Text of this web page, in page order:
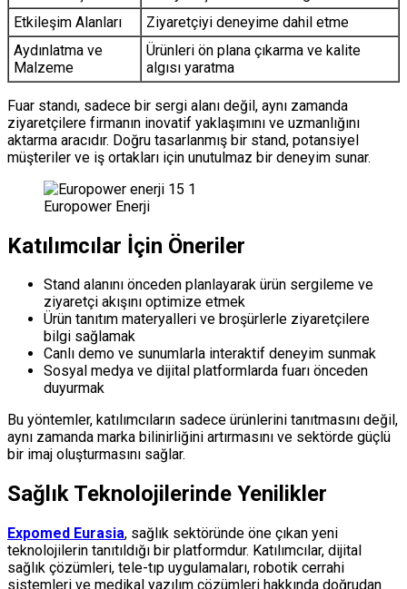
Etkileşim Alanları
Ziyaretçiyi deneyime dahil etme
Aydınlatma ve
Malzeme
Ürünleri ön plana çıkarma ve kalite
algısı yaratma
Fuar standı, sadece bir sergi alanı değil, aynı zamanda
ziyaretçilere firmanın inovatif yaklaşımını ve uzmanlığını
aktarma aracıdır. Doğru tasarlanmış bir stand, potansiyel
müşteriler ve iş ortakları için unutulmaz bir deneyim sunar.
Europower Enerji
Katılımcılar İçin Öneriler
Stand alanını önceden planlayarak ürün sergileme ve
ziyaretçi akışını optimize etmek
Ürün tanıtım materyalleri ve broşürlerle ziyaretçilere
bilgi sağlamak
Canlı demo ve sunumlarla interaktif deneyim sunmak
Sosyal medya ve dijital platformlarda fuarı önceden
duyurmak
Bu yöntemler, katılımcıların sadece ürünlerini tanıtmasını değil,
aynı zamanda marka bilinirliğini artırmasını ve sektörde güçlü
bir imaj oluşturmasını sağlar.
Sağlık Teknolojilerinde Yenilikler
Expomed Eurasia, sağlık sektöründe öne çıkan yeni
teknolojilerin tanıtıldığı bir platformdur. Katılımcılar, dijital
sağlık çözümleri, tele-tıp uygulamaları, robotik cerrahi
sistemleri ve medikal yazılım çözümleri hakkında doğrudan